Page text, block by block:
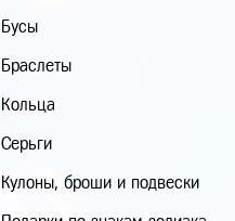
Бусы
Браслеты
Кольца
Серьги
Кулоны, броши и подвески